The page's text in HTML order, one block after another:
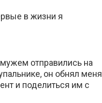
в жизни я
отправились на
он обнял меня
и поделиться им с